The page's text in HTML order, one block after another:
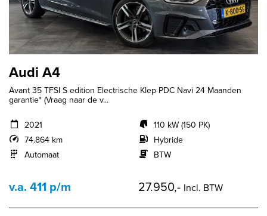
Audi A4
Avant 35 TFSI S edition Electrische Klep PDC Navi 24 Maanden
garantie* (Vraag naar de v...
2021
74.864 km
Automaat
110 kW (150 PK)
Hybride
BTW
v.a. 411 p/m 27.950,- Incl. BTW